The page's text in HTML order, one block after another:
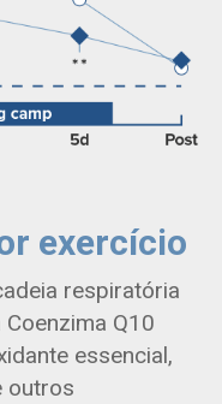
exercício
respiratória
Q10
essencial,
outros